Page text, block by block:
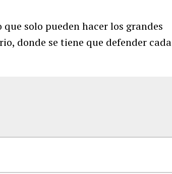
solo pueden hacer los grandes
donde se tiene que defender cada